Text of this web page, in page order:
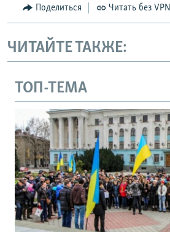
Поделиться Читать без VPN
ЧИТАЙТЕ ТАКЖЕ:
ТОП-ТЕМА